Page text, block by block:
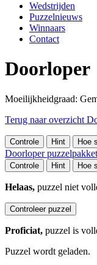
Wedstrijden
Puzzelnieuws
Winnaars
Contact
Doorloper
Moeilijkheidgraad:
Terug naar overzicht
Controle Hint Hoe
Doorloper
Controle Hint Hoe
Helaas, puzzel niet
Controleer puzzel
Proficiat, puzzel is
Puzzel wordt geladen.